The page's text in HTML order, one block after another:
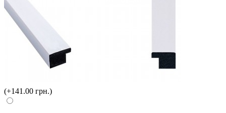
(+141.00 грн.)